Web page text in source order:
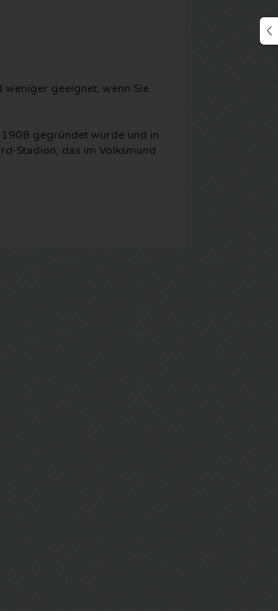
weniger geeignet, wenn Sie
gegründet wurde und in
Stadion, das im Volksmund